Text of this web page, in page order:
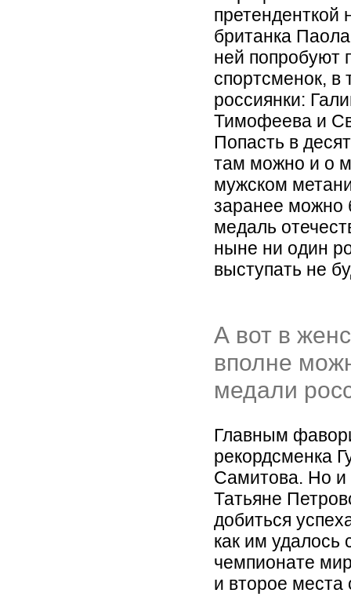
претенденткой
британка
ней попробуют
спортсменок, в
россиянки:
Тимофеева и
Попасть в
там можно и о
мужском
заранее можно
медаль
ныне ни один
выступать не
А вот в
вполне
медали
Главным
рекордсменка
Самитова. Но и
Татьяне
добиться
как им удалось
чемпионате
и второе места